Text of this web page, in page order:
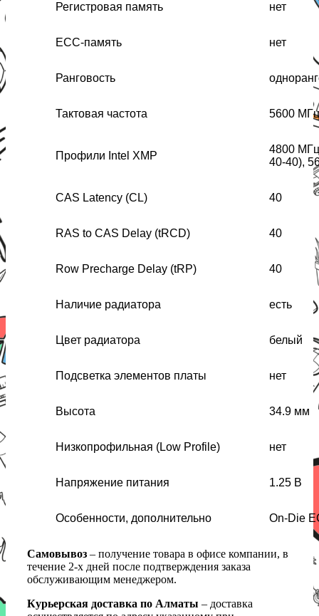
Регистровая память нет
ECC-память нет
Ранговость
Тактовая частота 5600 МГц
Профили Intel XMP
4800
40-40),
CAS Latency (CL) 40
RAS to CAS Delay (tRCD) 40
Row Precharge Delay (tRP) 40
Наличие радиатора есть
Цвет радиатора белый
Подсветка элементов платы нет
Высота 34.9 мм
Низкопрофильная (Low Profile) нет
Напряжение питания 1.25 В
Особенности, дополнительно On-Die
Самовывоз – получение товара в офисе компании, в
течение 2-х дней после подтверждения заказа
обслуживающим менеджером.
Курьерская доставка по Алматы – доставка